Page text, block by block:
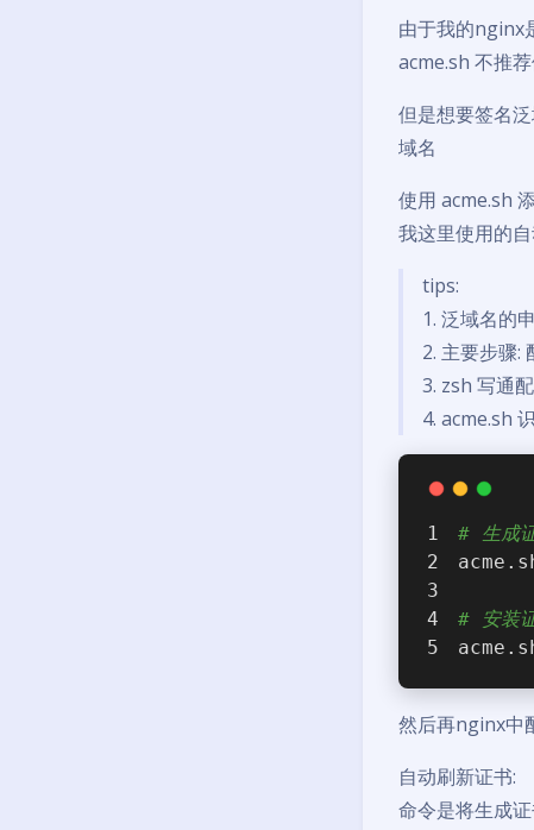
由于我的nginx
acme.sh 不推
但是想要签名
域名
使用 acme.sh
我这里使用的
tips:
1. 泛域名的
2. 主要步骤:
3. zsh 写通
4. acme.sh
# 生成
# 安装
然后再nginx中
自动刷新证书:
命令是将生成